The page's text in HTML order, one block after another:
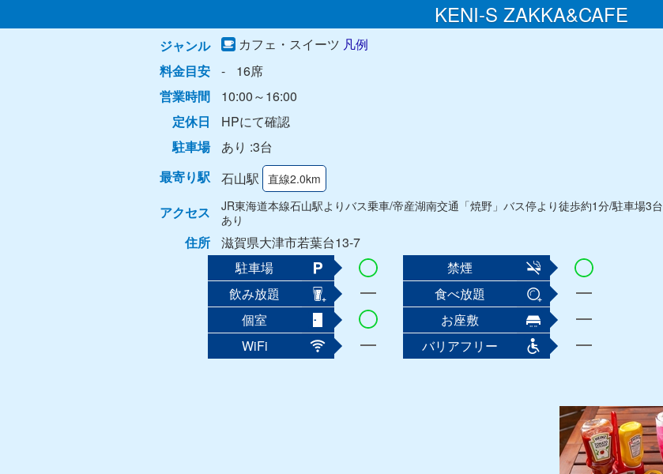
KENI-S ZAKKA&CAFE
ジャンル カフェ・スイーツ 凡例
料金目安
-
16席
営業時間
10:00～16:00
定休日
HPにて確認
駐車場
あり :3台
最寄り駅
石山駅 直線2.0km
アクセス
JR東海道本線石山駅よりバス乗車/帝産湖南交通「焼野」バス停より徒歩約1分/駐車場3台
あり
住所
滋賀県大津市若葉台13-7
駐車場
禁煙
飲み放題
食べ放題
個室
お座敷
WiFi
バリアフリー